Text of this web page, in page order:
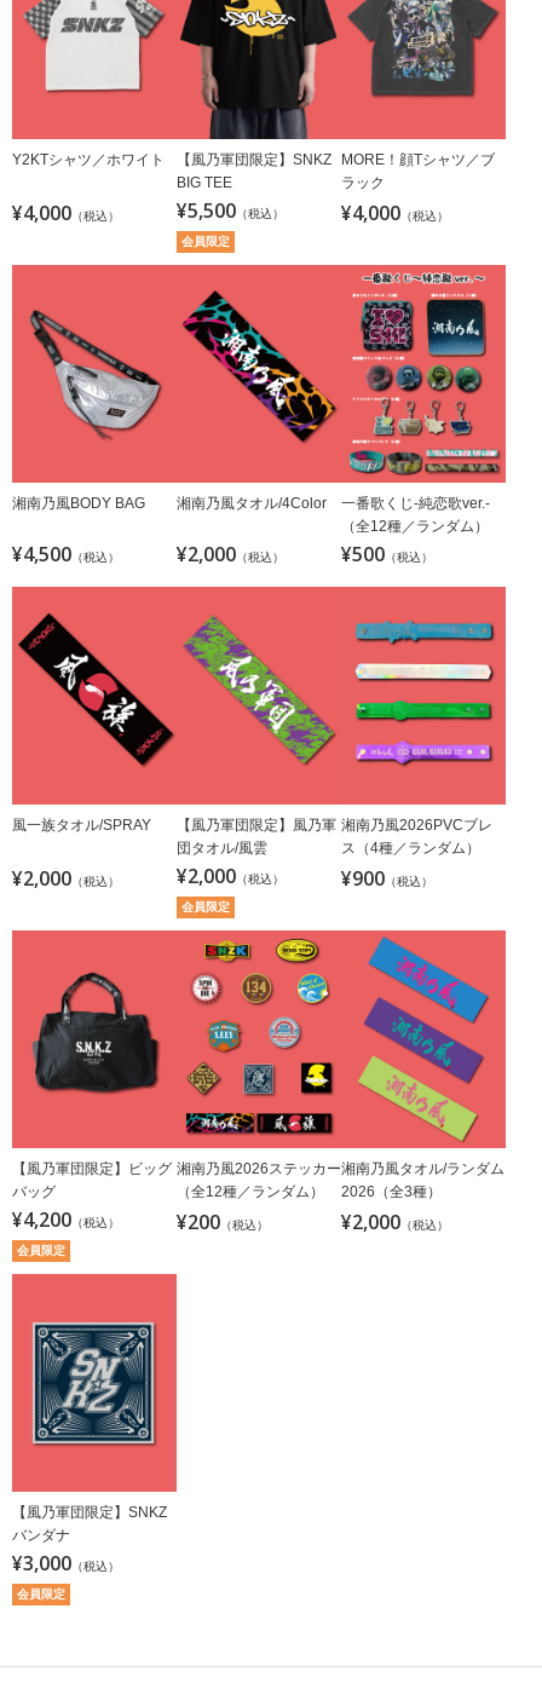
Y2KTシャツ／ホワイト
¥4,000 （税込）
【風乃軍団限定】SNKZ
BIG TEE
¥5,500 （税込）
会員限定
MORE！顔Tシャツ／ブ
ラック
¥4,000 （税込）
湘南乃風BODY BAG
¥4,500 （税込）
湘南乃風タオル/4Color
¥2,000 （税込）
一番歌くじ-純恋歌ver.-
（全12種／ランダム）
¥500 （税込）
風一族タオル/SPRAY
¥2,000 （税込）
【風乃軍団限定】風乃軍
団タオル/風雲
¥2,000 （税込）
会員限定
湘南乃風2026PVCブレ
ス（4種／ランダム）
¥900 （税込）
【風乃軍団限定】ビッグ
バッグ
¥4,200 （税込）
会員限定
湘南乃風2026ステッカー
（全12種／ランダム）
¥200 （税込）
湘南乃風タオル/ランダム
2026（全3種）
¥2,000 （税込）
【風乃軍団限定】SNKZ
バンダナ
¥3,000 （税込）
会員限定